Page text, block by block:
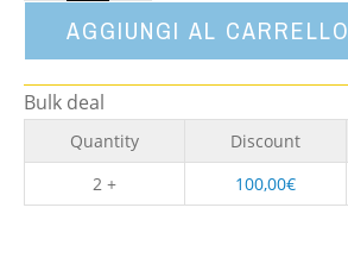
AGGIUNGI AL CARRELLO
Bulk deal
Quantity Discount
2 +
100,00€